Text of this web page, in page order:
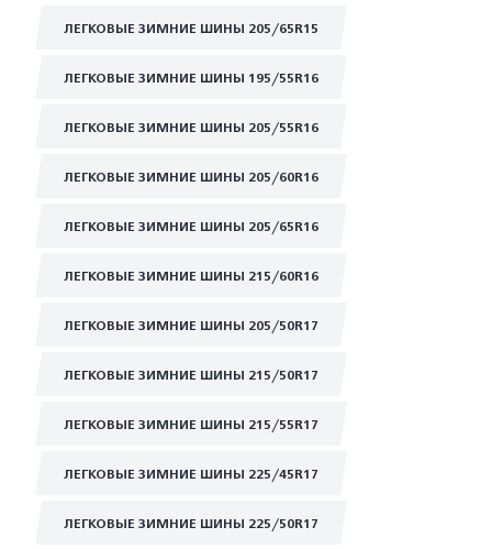
ЛЕГКОВЫЕ ЗИМНИЕ ШИНЫ 205/65R15
ЛЕГКОВЫЕ ЗИМНИЕ ШИНЫ 195/55R16
ЛЕГКОВЫЕ ЗИМНИЕ ШИНЫ 205/55R16
ЛЕГКОВЫЕ ЗИМНИЕ ШИНЫ 205/60R16
ЛЕГКОВЫЕ ЗИМНИЕ ШИНЫ 205/65R16
ЛЕГКОВЫЕ ЗИМНИЕ ШИНЫ 215/60R16
ЛЕГКОВЫЕ ЗИМНИЕ ШИНЫ 205/50R17
ЛЕГКОВЫЕ ЗИМНИЕ ШИНЫ 215/50R17
ЛЕГКОВЫЕ ЗИМНИЕ ШИНЫ 215/55R17
ЛЕГКОВЫЕ ЗИМНИЕ ШИНЫ 225/45R17
ЛЕГКОВЫЕ ЗИМНИЕ ШИНЫ 225/50R17